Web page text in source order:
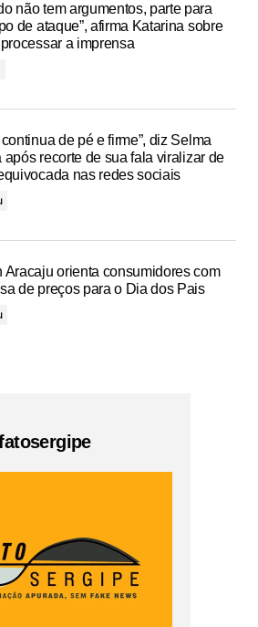
não tem argumentos, parte para
de ataque”, afirma Katarina sobre
a imprensa
continua de pé e firme”, diz Selma
após recorte de sua fala viralizar de
nas redes sociais
Aracaju orienta consumidores com
de preços para o Dia dos Pais